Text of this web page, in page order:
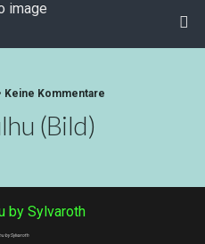
Keine Kommentare
(Bild)
by Sylvaroth